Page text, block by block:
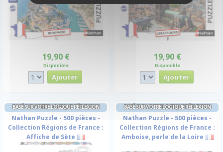
19,90 €
Disponible
19,90 €
Disponible
BASÉ SUR VOTRE LOGIQUE RÉFLEXION
Nathan Puzzle - 500 pièces -
Collection Régions de France :
Affiche de Sète
BASÉ SUR VOTRE LOGIQUE RÉFLEXION
Nathan Puzzle - 500 pièces -
Collection Régions de France :
Amboise, perle de la Loire